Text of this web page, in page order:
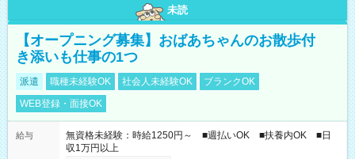
未読
【オープニング募集】おばあちゃんのお散歩付
き添いも仕事の1つ
派遣 職種未経験OK 社会人未経験OK
ブランクOK
WEB登録・面接OK
給与
無資格未経験：時給1250円～ ■週払いOK ■扶養内OK ■日
収1万円以上